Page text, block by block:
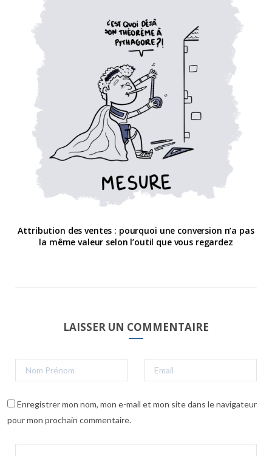
Attribution des ventes : pourquoi une conversion n’a pas
la même valeur selon l’outil que vous regardez
LAISSER UN COMMENTAIRE
Enregistrer mon nom, mon e-mail et mon site dans le navigateur
pour mon prochain commentaire.